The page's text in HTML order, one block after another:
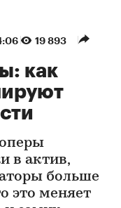
19 893
как
в актив,
больше
это меняет